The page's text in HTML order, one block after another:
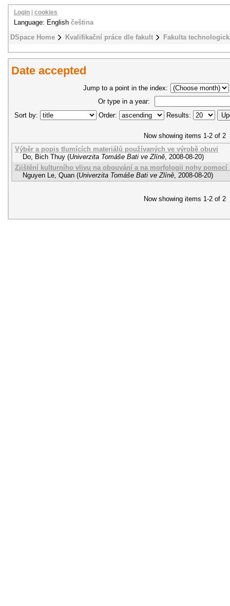
DSpace Home Kvalifikační práce dle fakult Fakulta
Login cookies
Language: English čeština
Date accepted
Jump to a point in the index:
Or type in a year:
Sort by:
Order: Results:
Now showing items 1-2 of 2
Výběr a popis tlumících materiálů používaných ve výrobě obuvi
Do, Bich Thuy (Univerzita Tomáše Bati ve Zlíně, 2008-08-20)
Zjištění kulturního vlivu na obouvání a na morfologii nohy pomocí
Nguyen Le, Quan (Univerzita Tomáše Bati ve Zlíně, 2008-08-20)
Now showing items 1-2 of 2